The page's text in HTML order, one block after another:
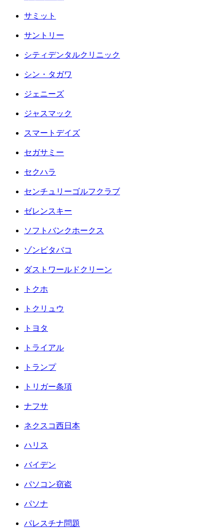
サミット
サントリー
シティデンタルクリニック
シン・タガワ
ジェニーズ
ジャスマック
スマートデイズ
セガサミー
セクハラ
センチュリーゴルフクラブ
ゼレンスキー
ソフトバンクホークス
ゾンビタバコ
ダストワールドクリーン
トクホ
トクリュウ
トヨタ
トライアル
トランプ
トリガー条項
ナフサ
ネクスコ西日本
ハリス
バイデン
パソコン窃盗
パソナ
パレスチナ問題